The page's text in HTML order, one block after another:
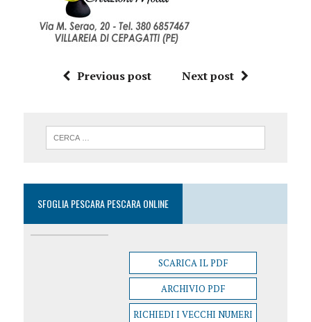
Previous post Next post
SFOGLIA PESCARA PESCARA ONLINE
SCARICA IL PDF
ARCHIVIO PDF
RICHIEDI I VECCHI NUMERI